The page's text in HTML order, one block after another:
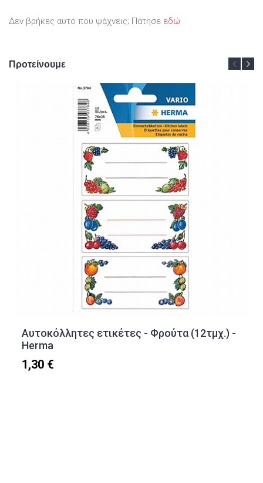
Δεν βρήκες αυτό που ψάχνεις; Πάτησε εδώ
Προτείνουμε
Αυτοκόλλητες ετικέτες - Φρούτα (12τμχ.) -
Herma
1,30 €